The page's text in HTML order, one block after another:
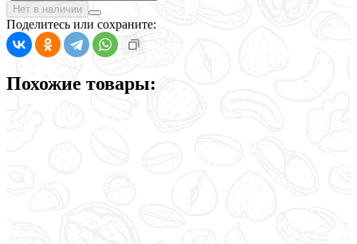
Нет в наличии
Поделитесь или сохраните:
Похожие товары: